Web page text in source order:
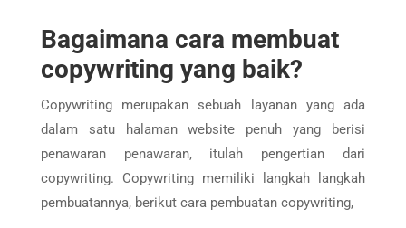
Bagaimana cara membuat
copywriting yang baik?
Copywriting merupakan sebuah layanan yang ada
dalam satu halaman website penuh yang berisi
penawaran penawaran, itulah pengertian dari
copywriting. Copywriting memiliki langkah langkah
pembuatannya, berikut cara pembuatan copywriting,